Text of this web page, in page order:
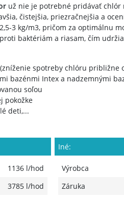
už nie je potrebné pridávať chlór
čistejšia, priezračnejšia a
3 kg/m3, pričom za optimálnu
baktériám a riasam, čím
spotreby chlóru približne
bazénmi Intex a nadzemnými
soľou
pokožke
deti,...
1136 l/hod
3785 l/hod
Iné:
Výrobca
Záruka